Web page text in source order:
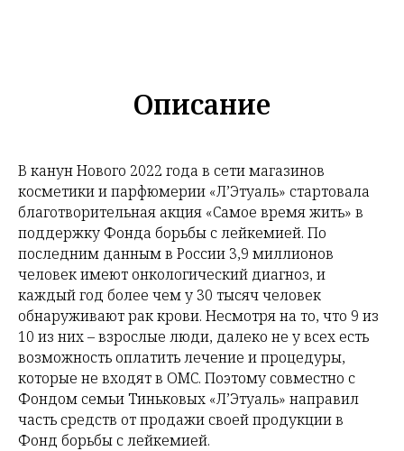
Описание
В канун Нового 2022 года в сети магазинов
косметики и парфюмерии «Л’Этуаль» стартовала
благотворительная акция «Самое время жить» в
поддержку Фонда борьбы с лейкемией. По
последним данным в России 3,9 миллионов
человек имеют онкологический диагноз, и
каждый год более чем у 30 тысяч человек
обнаруживают рак крови. Несмотря на то, что 9 из
10 из них – взрослые люди, далеко не у всех есть
возможность оплатить лечение и процедуры,
которые не входят в ОМС. Поэтому совместно с
Фондом семьи Тиньковых «Л’Этуаль» направил
часть средств от продажи своей продукции в
Фонд борьбы с лейкемией.